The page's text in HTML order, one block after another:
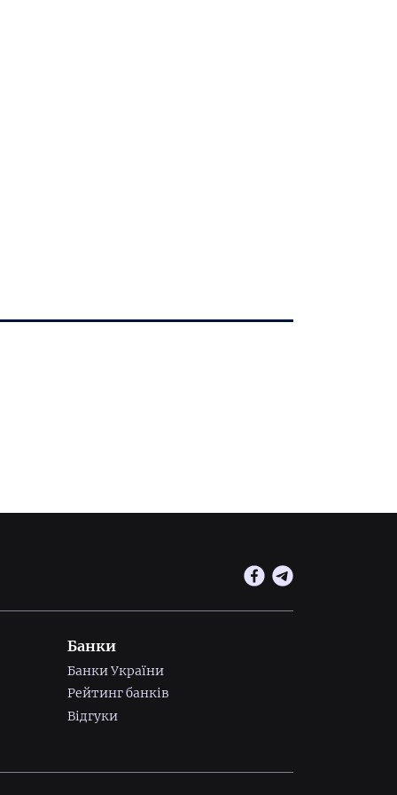
Банки
Банки України
Рейтинг банків
Відгуки